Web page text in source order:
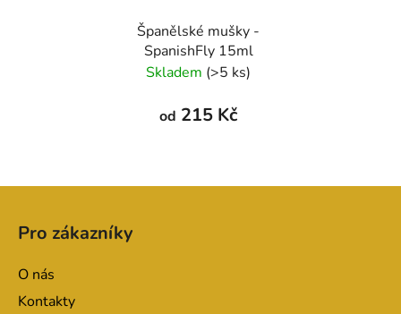
Španělské mušky -
SpanishFly 15ml
Skladem (>5 ks)
od 215 Kč
Pro zákazníky
O nás
Kontakty